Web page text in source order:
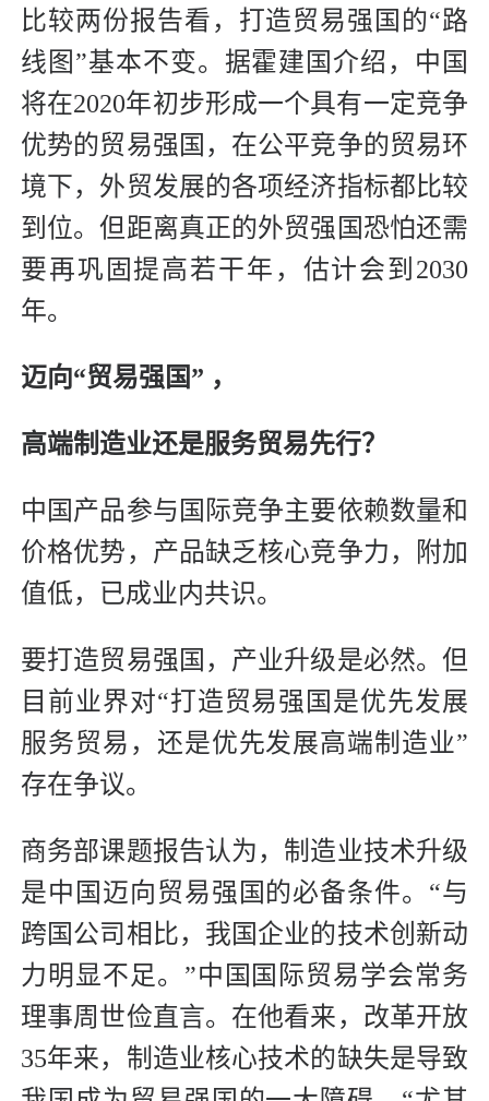
比较两份报告看，打造贸易强国的“路
线图”基本不变。据霍建国介绍，中国
将在2020年初步形成一个具有一定竞争
优势的贸易强国，在公平竞争的贸易环
境下，外贸发展的各项经济指标都比较
到位。但距离真正的外贸强国恐怕还需
要再巩固提高若干年，估计会到2030
年。
迈向“贸易强国” ，
高端制造业还是服务贸易先行？
中国产品参与国际竞争主要依赖数量和
价格优势，产品缺乏核心竞争力，附加
值低，已成业内共识。
要打造贸易强国，产业升级是必然。但
目前业界对“打造贸易强国是优先发展
服务贸易，还是优先发展高端制造业”
存在争议。
商务部课题报告认为，制造业技术升级
是中国迈向贸易强国的必备条件。“与
跨国公司相比，我国企业的技术创新动
力明显不足。”中国国际贸易学会常务
理事周世俭直言。在他看来，改革开放
35年来，制造业核心技术的缺失是导致